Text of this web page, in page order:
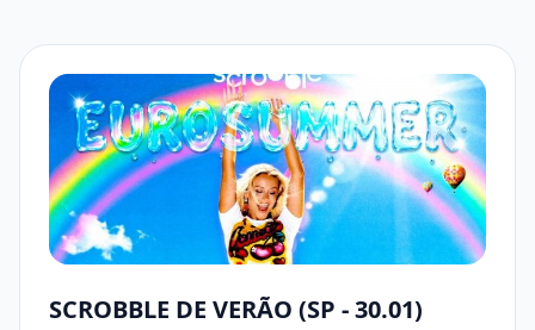
SCROBBLE DE VERÃO (SP - 30.01)